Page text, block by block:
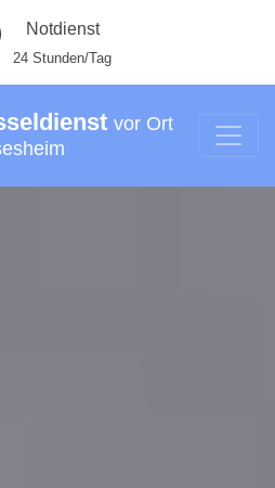
Notdienst
24 Stunden/Tag
vor Ort